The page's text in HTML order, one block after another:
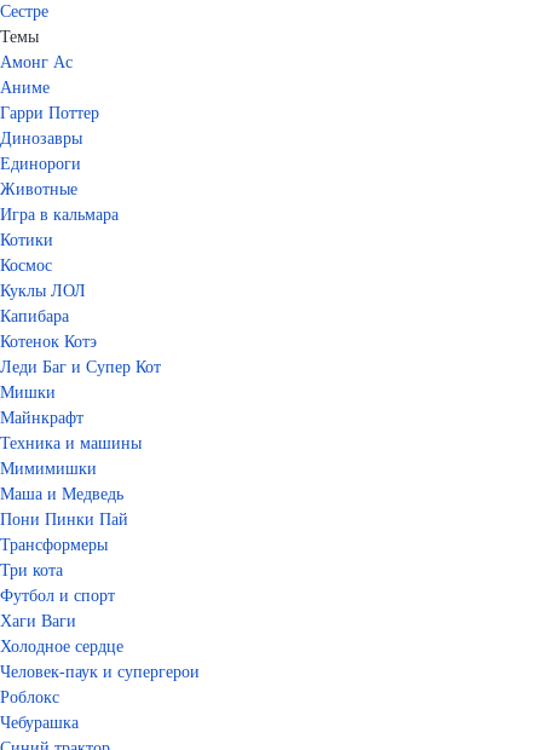
Сестре
Темы
Амонг Ас
Аниме
Гарри Поттер
Динозавры
Единороги
Животные
Игра в кальмара
Котики
Космос
Куклы ЛОЛ
Капибара
Котенок Котэ
Леди Баг и Супер Кот
Мишки
Майнкрафт
Техника и машины
Мимимишки
Маша и Медведь
Пони Пинки Пай
Трансформеры
Три кота
Футбол и спорт
Хаги Ваги
Холодное сердце
Человек-паук и супергерои
Роблокс
Чебурашка